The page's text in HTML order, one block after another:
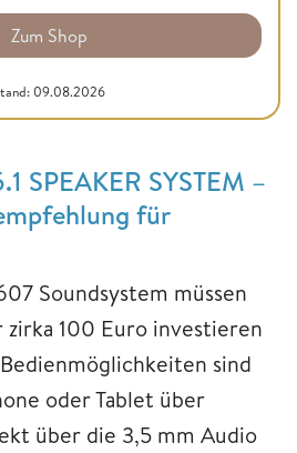
Zum Shop
09.08.2026
SPEAKER SYSTEM –
für
Soundsystem müssen
100 Euro investieren
sind
oder Tablet über
über die 3,5 mm Audio